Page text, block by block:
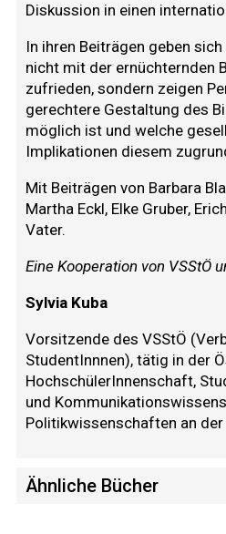
Diskussion in einen
In ihren Beiträgen geben
nicht mit der ernüchternden
zufrieden, sondern zeigen
gerechtere Gestaltung des
möglich ist und welche
Implikationen diesem
Mit Beiträgen von Barbara
Martha Eckl, Elke Gruber,
Vater.
Eine Kooperation von VSStÖ
Sylvia Kuba
Vorsitzende des VSStÖ
StudentInnnen), tätig in der
HochschülerInnenschaft,
und
Politikwissenschaften an
Ähnliche Bücher